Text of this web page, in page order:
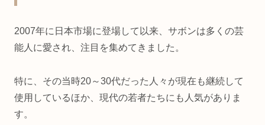
2007年に日本市場に登場して以来、サボンは多くの芸
能人に愛され、注目を集めてきました。
特に、その当時20～30代だった人々が現在も継続して
使用しているほか、現代の若者たちにも人気がありま
す。